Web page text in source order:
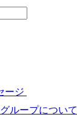
ージ
ループについて